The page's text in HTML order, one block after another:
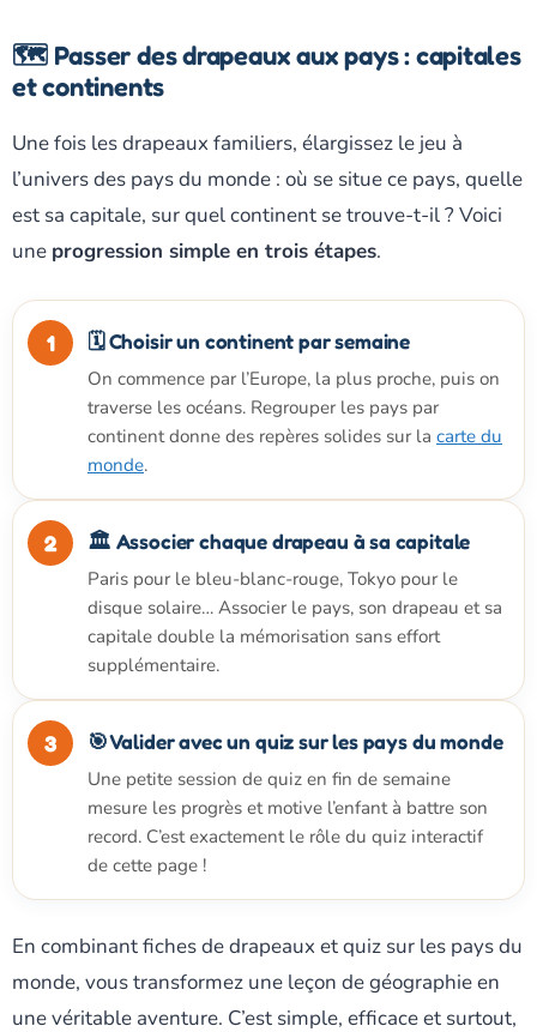
🗺️ Passer des drapeaux aux pays : capitales
et continents
Une fois les drapeaux familiers, élargissez le jeu à
l’univers des pays du monde : où se situe ce pays, quelle
est sa capitale, sur quel continent se trouve-t-il ? Voici
une progression simple en trois étapes.
🗓️ Choisir un continent par semaine
On commence par l’Europe, la plus proche, puis on
traverse les océans. Regrouper les pays par
continent donne des repères solides sur la carte du
monde.
🏛️ Associer chaque drapeau à sa capitale
Paris pour le bleu-blanc-rouge, Tokyo pour le
disque solaire… Associer le pays, son drapeau et sa
capitale double la mémorisation sans effort
supplémentaire.
🎯 Valider avec un quiz sur les pays du monde
Une petite session de quiz en fin de semaine
mesure les progrès et motive l’enfant à battre son
record. C’est exactement le rôle du quiz interactif
de cette page !
En combinant fiches de drapeaux et quiz sur les pays du
monde, vous transformez une leçon de géographie en
une véritable aventure. C’est simple, efficace et surtout,